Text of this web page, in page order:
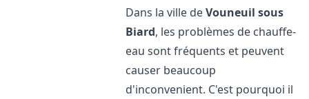
Dans la ville deVouneuil sous
Biard, les problèmes de chauffe-
eau sont fréquents et peuvent
causer beaucoup
d'inconvenient. C'est pourquoi il